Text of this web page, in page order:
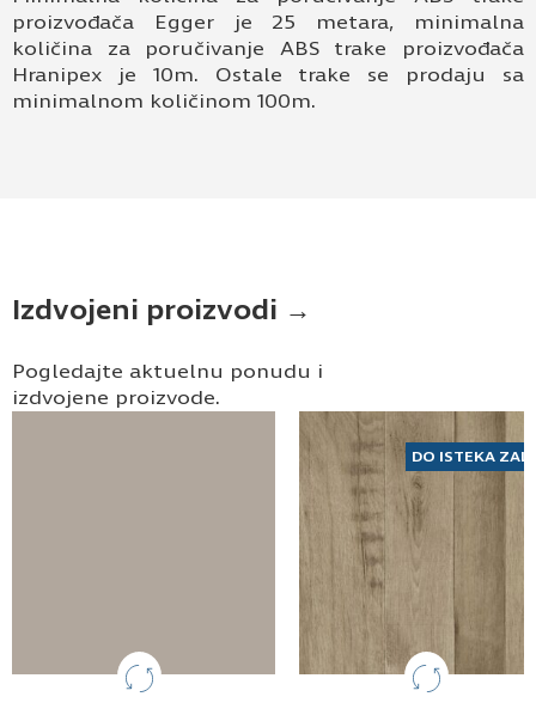
proizvođača Egger je 25 metara, minimalna
količina za poručivanje ABS trake proizvođača
Hranipex je 10m. Ostale trake se prodaju sa
minimalnom količinom 100m.
Izdvojeni proizvodi →
Pogledajte aktuelnu ponudu i
izdvojene proizvode.
DO ISTEKA